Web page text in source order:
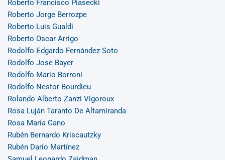
Roberto Francisco Piasecki
Roberto Jorge Berrozpe
Roberto Luis Gualdi
Roberto Oscar Arrigo
Rodolfo Edgardo Fernández Soto
Rodolfo Jose Bayer
Rodolfo Mario Borroni
Rodolfo Nestor Bourdieu
Rolando Alberto Zanzi Vigoroux
Rosa Luján Taranto De Altamiranda
Rosa María Cano
Rubén Bernardo Kriscautzky
Rubén Darío Martínez